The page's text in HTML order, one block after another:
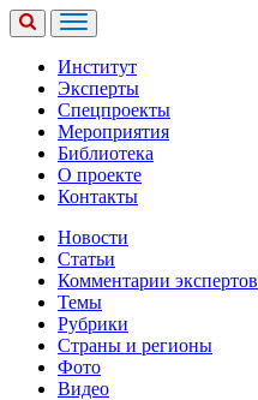
Институт
Эксперты
Спецпроекты
Мероприятия
Библиотека
О проекте
Контакты
Новости
Статьи
Комментарии экспертов
Темы
Рубрики
Страны и регионы
Фото
Видео